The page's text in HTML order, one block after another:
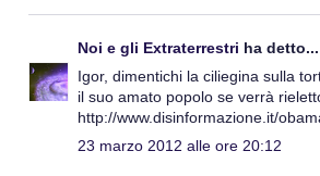
Noi e gli Extraterrestri ha detto...
Igor, dimentichi la ciliegina sulla
il suo amato popolo se verrà
http://www.disinformazione.it/
23 marzo 2012 alle ore 20:12